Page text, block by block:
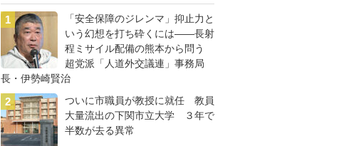
「安全保障のジレンマ」抑止力と
いう幻想を打ち砕くには――長射
程ミサイル配備の熊本から問う
超党派「人道外交議連」事務局
長・伊勢崎賢治
ついに市職員が教授に就任 教員
大量流出の下関市立大学 ３年で
半数が去る異常